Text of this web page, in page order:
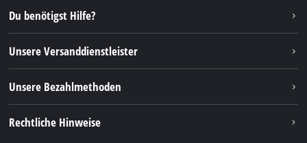
FAQs
Rücksendungen / Widerruf
Verpackungsrichtlinien
Hinweise zur Batterieentsorgung
Vertrag widerrufen
Instagram
TikTok
Pinterest
Linkedin
Du benötigst Hilfe?
Unsere Versanddienstleister
Unsere Bezahlmethoden
Rechtliche Hinweise